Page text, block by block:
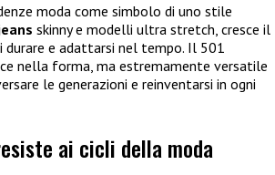
moda come simbolo di uno stile
skinny e modelli ultra stretch, cresce il
durare e adattarsi nel tempo. Il 501
nella forma, ma estremamente versatile
le generazioni e reinventarsi in ogni
ai cicli della moda